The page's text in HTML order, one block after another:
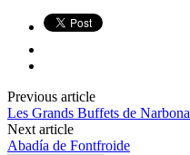
Previous article
Les Grands Buffets de Narbona
Next article
Abadía de Fontfroide